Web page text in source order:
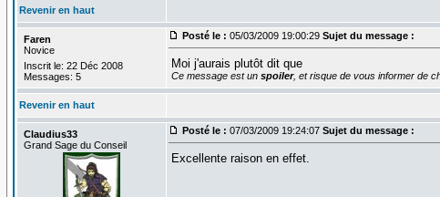
Revenir en haut
Faren
Novice
Inscrit le: 22 Déc 2008
Messages: 5
Posté le : 05/03/2009 19:00:29 Sujet du message :
Moi j'aurais plutôt dit que
Ce message est un spoiler, et risque de vous informer de
Revenir en haut
Claudius33
Grand Sage du Conseil
Posté le : 07/03/2009 19:24:07 Sujet du message :
Excellente raison en effet.